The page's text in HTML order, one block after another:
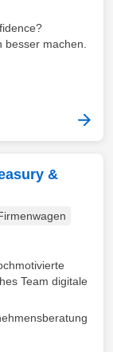
machen.
&
Team digitale